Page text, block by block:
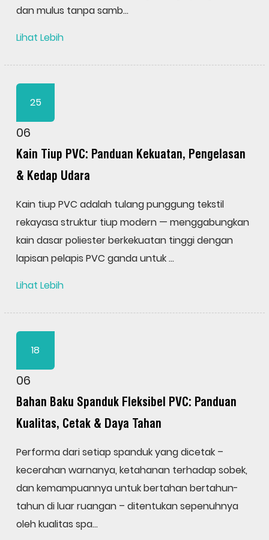
dan mulus tanpa samb...
Lihat Lebih
25
06
Kain Tiup PVC: Panduan Kekuatan, Pengelasan
& Kedap Udara
Kain tiup PVC adalah tulang punggung tekstil
rekayasa struktur tiup modern — menggabungkan
kain dasar poliester berkekuatan tinggi dengan
lapisan pelapis PVC ganda untuk ...
Lihat Lebih
18
06
Bahan Baku Spanduk Fleksibel PVC: Panduan
Kualitas, Cetak & Daya Tahan
Performa dari setiap spanduk yang dicetak –
kecerahan warnanya, ketahanan terhadap sobek,
dan kemampuannya untuk bertahan bertahun-
tahun di luar ruangan – ditentukan sepenuhnya
oleh kualitas spa...